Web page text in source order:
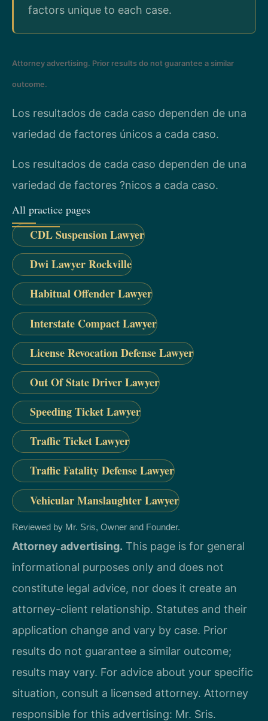
factors unique to each case.
Attorney advertising. Prior results do not guarantee a similar
outcome.
Los resultados de cada caso dependen de una
variedad de factores únicos a cada caso.
Los resultados de cada caso dependen de una
variedad de factores ?nicos a cada caso.
All practice pages
CDL Suspension Lawyer
Dwi Lawyer Rockville
Habitual Offender Lawyer
Interstate Compact Lawyer
License Revocation Defense Lawyer
Out Of State Driver Lawyer
Speeding Ticket Lawyer
Traffic Ticket Lawyer
Traffic Fatality Defense Lawyer
Vehicular Manslaughter Lawyer
Reviewed by Mr. Sris, Owner and Founder.
Attorney advertising. This page is for general
informational purposes only and does not
constitute legal advice, nor does it create an
attorney-client relationship. Statutes and their
application change and vary by case. Prior
results do not guarantee a similar outcome;
results may vary. For advice about your specific
situation, consult a licensed attorney. Attorney
responsible for this advertising: Mr. Sris.